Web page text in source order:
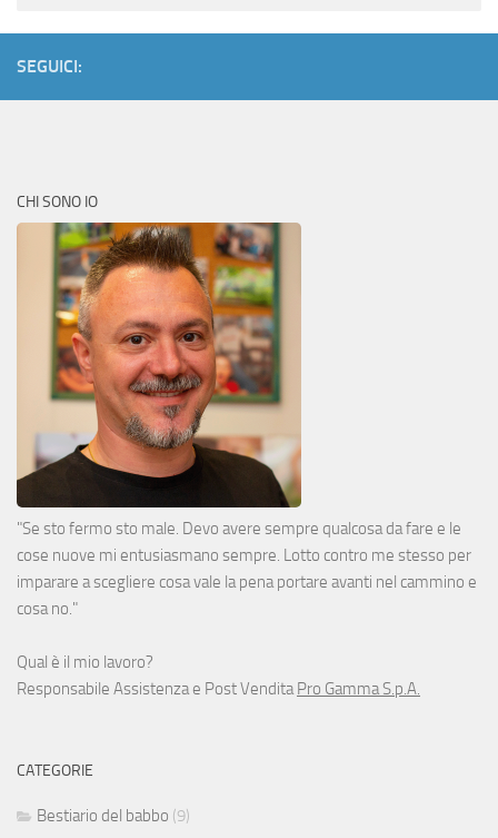
SEGUICI:
CHI SONO IO
"Se sto fermo sto male. Devo avere sempre qualcosa da fare e le
cose nuove mi entusiasmano sempre. Lotto contro me stesso per
imparare a scegliere cosa vale la pena portare avanti nel cammino e
cosa no."
Qual è il mio lavoro?
Responsabile Assistenza e Post VenditaPro Gamma S.p.A.
CATEGORIE
Bestiario del babbo (9)